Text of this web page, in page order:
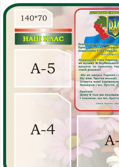
СТЕНДИ ДЛЯ КАБІНЕТІВ
СТЕНДИ ДЛЯ ШКОЛИ
ІНШЕ